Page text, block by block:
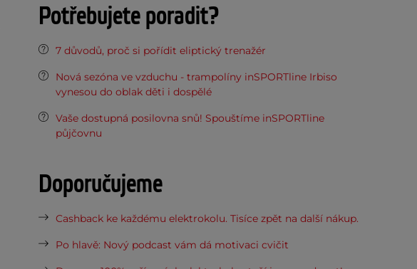
Potřebujete poradit?
7 důvodů, proč si pořídit eliptický trenažér
Nová sezóna ve vzduchu - trampolíny inSPORTline Irbiso
vynesou do oblak děti i dospělé
Vaše dostupná posilovna snů! Spouštíme inSPORTline
půjčovnu
Doporučujeme
Cashback ke každému elektrokolu. Tisíce zpět na další nákup.
Po hlavě: Nový podcast vám dá motivaci cvičit